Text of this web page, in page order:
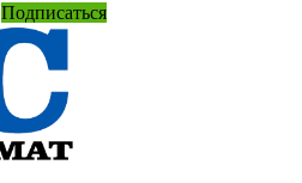
Подписаться